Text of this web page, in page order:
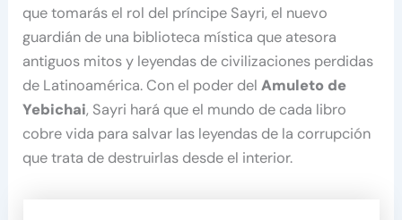
que tomarás el rol del príncipe Sayri, el nuevo
guardián de una biblioteca mística que atesora
antiguos mitos y leyendas de civilizaciones perdidas
de Latinoamérica. Con el poder delAmuleto de
Yebichai, Sayri hará que el mundo de cada libro
cobre vida para salvar las leyendas de la corrupción
que trata de destruirlas desde el interior.